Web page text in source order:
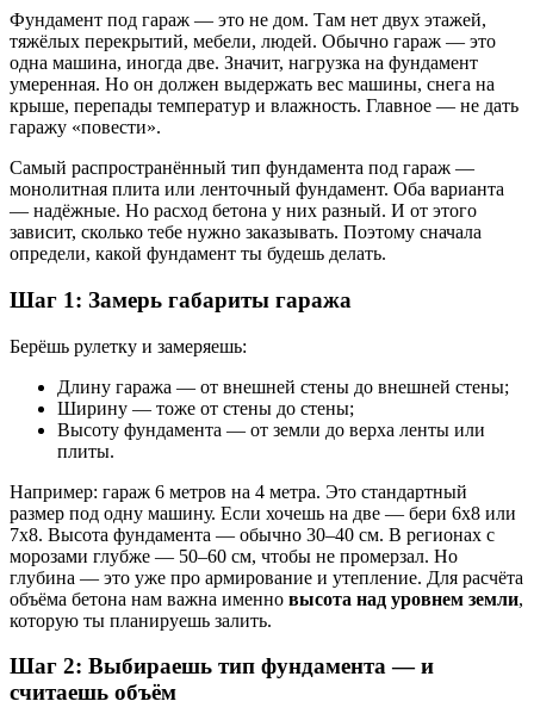
Фундамент под гараж — это не дом. Там нет двух этажей,
тяжёлых перекрытий, мебели, людей. Обычно гараж — это
одна машина, иногда две. Значит, нагрузка на фундамент
умеренная. Но он должен выдержать вес машины, снега на
крыше, перепады температур и влажность. Главное — не дать
гаражу «повести».
Самый распространённый тип фундамента под гараж —
монолитная плита или ленточный фундамент. Оба варианта
— надёжные. Но расход бетона у них разный. И от этого
зависит, сколько тебе нужно заказывать. Поэтому сначала
определи, какой фундамент ты будешь делать.
Шаг 1: Замерь габариты гаража
Берёшь рулетку и замеряешь:
Длину гаража — от внешней стены до внешней стены;
Ширину — тоже от стены до стены;
Высоту фундамента — от земли до верха ленты или
плиты.
Например: гараж 6 метров на 4 метра. Это стандартный
размер под одну машину. Если хочешь на две — бери 6х8 или
7х8. Высота фундамента — обычно 30–40 см. В регионах с
морозами глубже — 50–60 см, чтобы не промерзал. Но
глубина — это уже про армирование и утепление. Для расчёта
объёма бетона нам важна именно высота над уровнем земли,
которую ты планируешь залить.
Шаг 2: Выбираешь тип фундамента — и
считаешь объём